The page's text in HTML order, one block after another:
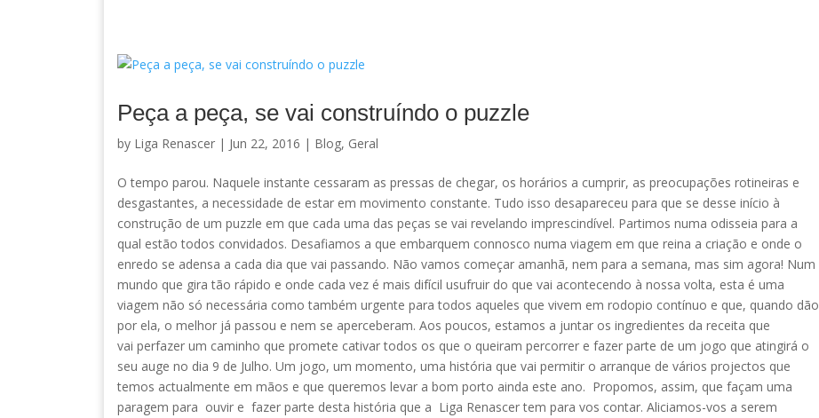
Peça a peça, se vai construíndo o puzzle
by Liga Renascer | Jun 22, 2016 | Blog, Geral
O tempo parou. Naquele instante cessaram as pressas de chegar, os horários a cumprir, as preocupações rotineiras e
desgastantes, a necessidade de estar em movimento constante. Tudo isso desapareceu para que se desse início à
construção de um puzzle em que cada uma das peças se vai revelando imprescindível. Partimos numa odisseia para a
qual estão todos convidados. Desafiamos a que embarquem connosco numa viagem em que reina a criação e onde o
enredo se adensa a cada dia que vai passando. Não vamos começar amanhã, nem para a semana, mas sim agora! Num
mundo que gira tão rápido e onde cada vez é mais difícil usufruir do que vai acontecendo à nossa volta, esta é uma
viagem não só necessária como também urgente para todos aqueles que vivem em rodopio contínuo e que, quando dão
por ela, o melhor já passou e nem se aperceberam. Aos poucos, estamos a juntar os ingredientes da receita que
vai perfazer um caminho que promete cativar todos os que o queiram percorrer e fazer parte de um jogo que atingirá o
seu auge no dia 9 de Julho. Um jogo, um momento, uma história que vai permitir o arranque de vários projectos que
temos actualmente em mãos e que queremos levar a bom porto ainda este ano. Propomos, assim, que façam uma
paragem para ouvir e fazer parte desta história que a Liga Renascer tem para vos contar. Aliciamos-vos a serem